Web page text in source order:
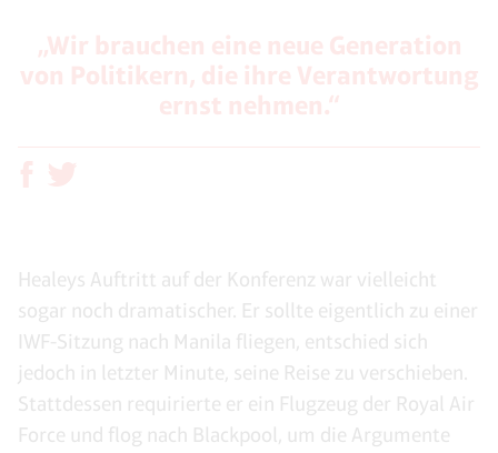
Healeys Auftritt auf der Konferenz war vielleicht
sogar noch dramatischer. Er sollte eigentlich zu einer
IWF-Sitzung nach Manila fliegen, entschied sich
jedoch in letzter Minute, seine Reise zu verschieben.
Stattdessen requirierte er ein Flugzeug der Royal Air
Force und flog nach Blackpool, um die Argumente